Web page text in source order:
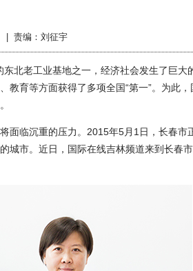
| 责编：刘征宇
北老工业基地之一，经济社会发生了巨大
育等方面获得了多项全国“第一”。为此
临沉重的压力。2015年5月1日，长春市
城市。近日，国际在线吉林频道来到长春